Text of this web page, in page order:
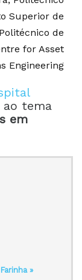
Superior de
de
for Asset
Engineering
ao tema
em
»